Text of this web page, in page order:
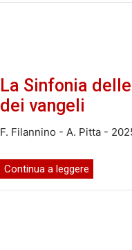
La Sinfonia
dei vangeli
F. Filannino - A. Pitta -
Continua a leggere